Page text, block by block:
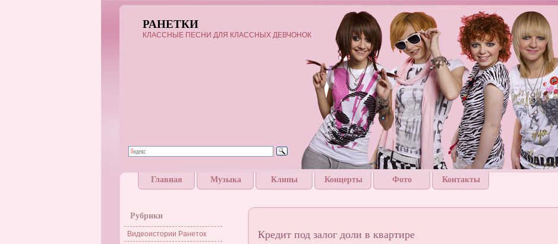
РАНЕТКИ
КЛАССНЫЕ ПЕСНИ ДЛЯ КЛАССНЫХ ДЕВЧОНОК
Главная Музыка Клипы Концерты Фото Контакты
Рубрики
Видеоистории Ранеток
Кредит под залог доли в квартире